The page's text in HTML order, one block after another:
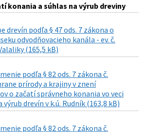
konania a súhlas na výrub dreviny
drevín podľa § 47 ods. 7 zákona o
odvodňovacieho kanála - ev. č.
(165,5 kB)
podľa § 82 ods. 7 zákona č.
prírody a krajiny v znení
o začatí správneho konania vo veci
drevín v k.ú. Rudník (163,8 kB)
podľa § 82 ods. 7 zákona č.